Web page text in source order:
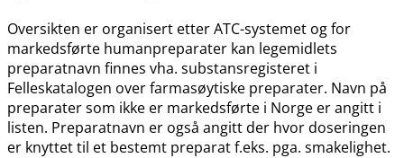
Oversikten er organisert etter ATC-systemet og for
markedsførte humanpreparater kan legemidlets
preparatnavn finnes vha. substansregisteret i
Felleskatalogen over farmasøytiske preparater. Navn på
preparater som ikke er markedsførte i Norge er angitt i
listen. Preparatnavn er også angitt der hvor doseringen
er knyttet til et bestemt preparat f.eks. pga. smakelighet.